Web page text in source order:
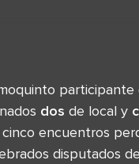
participante
dos de local y
cinco encuentros
disputados